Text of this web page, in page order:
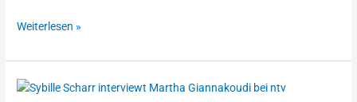
und
das
wirklich
bedeutet
Weiterlesen »
Künstliche